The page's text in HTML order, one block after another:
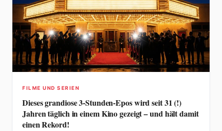
FILME UND SERIEN
Dieses grandiose 3-Stunden-Epos wird seit 31 (!)
Jahren täglich in einem Kino gezeigt – und hält damit
einen Rekord!